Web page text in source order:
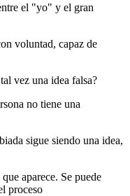
el "yo" y el gran
voluntad, capaz de
vez una idea falsa?
no tiene una
sigue siendo una idea,
aparece. Se puede
proceso